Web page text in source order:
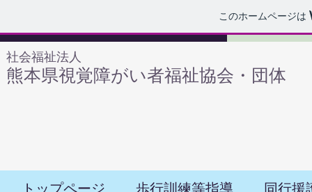
このホームページは
​社会福祉法人
熊本県視覚障がい者福祉協会・団体
トップページ 歩行訓練等指導 同行援